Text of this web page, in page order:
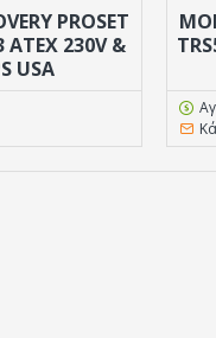
PROSET
ATEX 230V &
USA